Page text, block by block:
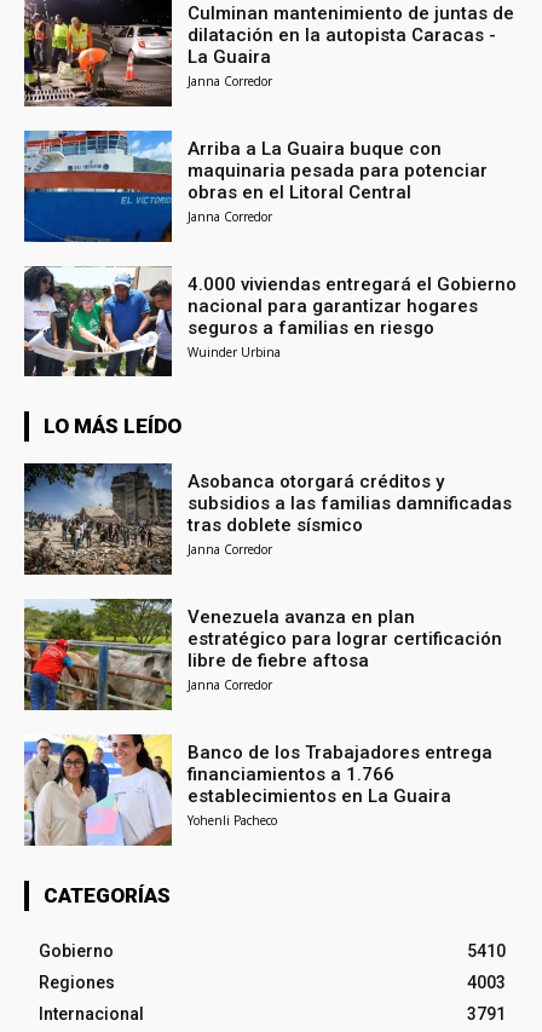
Culminan mantenimiento de juntas de
dilatación en la autopista Caracas -
La Guaira
Janna Corredor
Arriba a La Guaira buque con
maquinaria pesada para potenciar
obras en el Litoral Central
Janna Corredor
4.000 viviendas entregará el Gobierno
nacional para garantizar hogares
seguros a familias en riesgo
Wuinder Urbina
LO MÁS LEÍDO
Asobanca otorgará créditos y
subsidios a las familias damnificadas
tras doblete sísmico
Janna Corredor
Venezuela avanza en plan
estratégico para lograr certificación
libre de fiebre aftosa
Janna Corredor
Banco de los Trabajadores entrega
financiamientos a 1.766
establecimientos en La Guaira
Yohenli Pacheco
CATEGORÍAS
Gobierno
5410
Regiones
4003
Internacional
3791